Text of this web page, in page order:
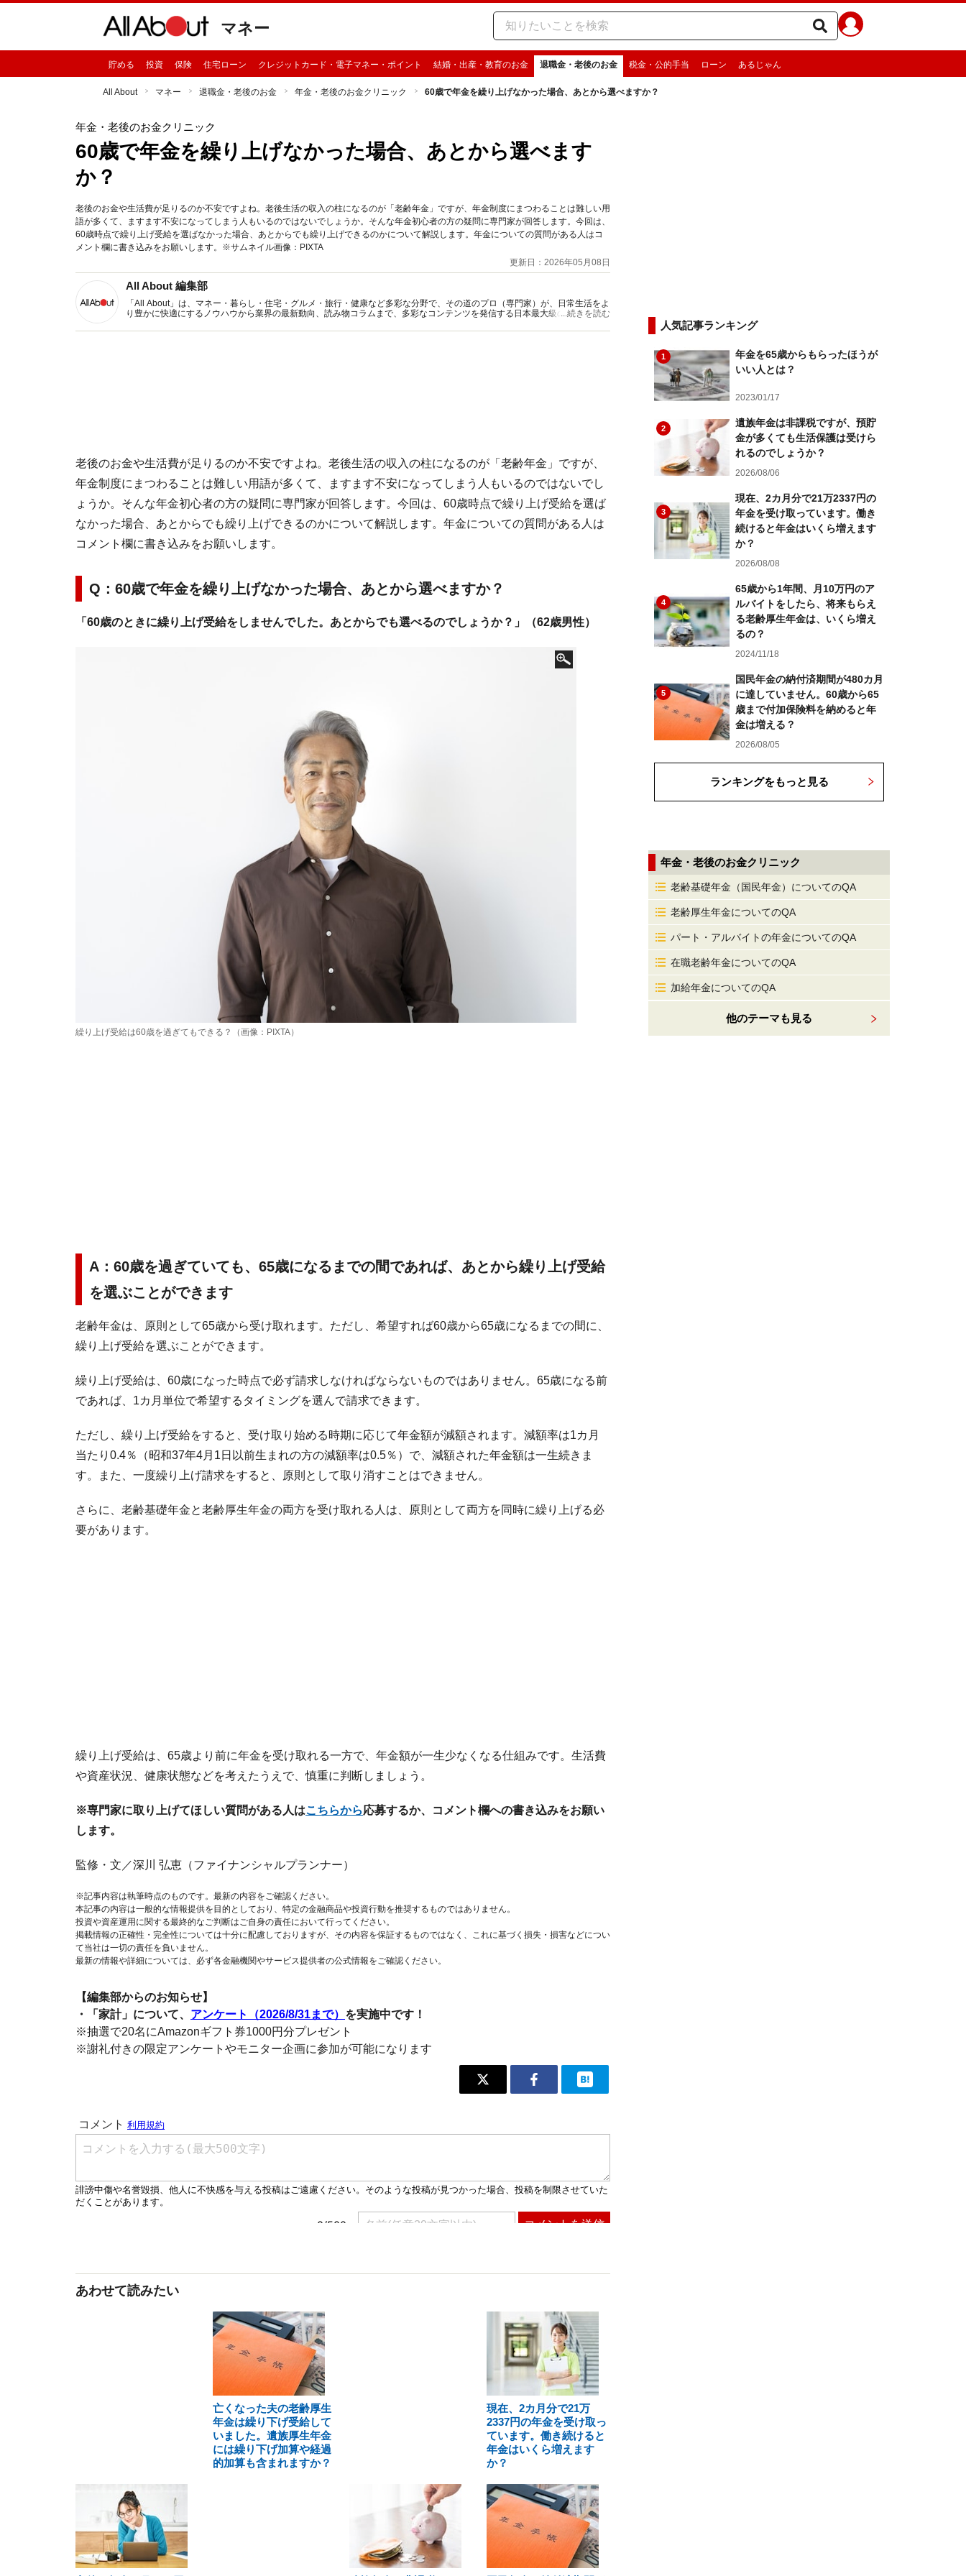
マネー
貯める 投資 保険 住宅ローン クレジットカード・電子マネー・ポイント 結婚・出産・教育のお金 退職金・老後のお金 税金・公的手当 ローン あるじゃん
All About マネー 退職金・老後のお金 年金・老後のお金クリニック 60歳で年金を繰り上げなかった場合、あとから選べますか？
年金・老後のお金クリニック
60歳で年金を繰り上げなかった場合、あとから選べます
か？
老後のお金や生活費が足りるのか不安ですよね。老後生活の収入の柱になるのが「老齢年金」ですが、年金制度にまつわることは難しい用
語が多くて、ますます不安になってしまう人もいるのではないでしょうか。そんな年金初心者の方の疑問に専門家が回答します。今回は、
60歳時点で繰り上げ受給を選ばなかった場合、あとからでも繰り上げできるのかについて解説します。年金についての質問がある人はコ
メント欄に書き込みをお願いします。※サムネイル画像：PIXTA
更新日：2026年05月08日
All About 編集部
「All About」は、マネー・暮らし・住宅・グルメ・旅行・健康など多彩な分野で、その道のプロ（専門家）が、日常生活をよ
り豊かに快適にするノウハウから業界の最新動向、読み物コラムまで、多彩なコンテンツを発信する日本最大級の総合情報サ
...続きを読む
老後のお金や生活費が足りるのか不安ですよね。老後生活の収入の柱になるのが「老齢年金」ですが、
年金制度にまつわることは難しい用語が多くて、ますます不安になってしまう人もいるのではないでし
ょうか。そんな年金初心者の方の疑問に専門家が回答します。今回は、60歳時点で繰り上げ受給を選ば
なかった場合、あとからでも繰り上げできるのかについて解説します。年金についての質問がある人は
コメント欄に書き込みをお願いします。
Q：60歳で年金を繰り上げなかった場合、あとから選べますか？
「60歳のときに繰り上げ受給をしませんでした。あとからでも選べるのでしょうか？」（62歳男性）
繰り上げ受給は60歳を過ぎてもできる？（画像：PIXTA）
A：60歳を過ぎていても、65歳になるまでの間であれば、あとから繰り上げ受給
を選ぶことができます
老齢年金は、原則として65歳から受け取れます。ただし、希望すれば60歳から65歳になるまでの間に、
繰り上げ受給を選ぶことができます。
繰り上げ受給は、60歳になった時点で必ず請求しなければならないものではありません。65歳になる前
であれば、1カ月単位で希望するタイミングを選んで請求できます。
ただし、繰り上げ受給をすると、受け取り始める時期に応じて年金額が減額されます。減額率は1カ月
当たり0.4％（昭和37年4月1日以前生まれの方の減額率は0.5％）で、減額された年金額は一生続きま
す。また、一度繰り上げ請求をすると、原則として取り消すことはできません。
さらに、老齢基礎年金と老齢厚生年金の両方を受け取れる人は、原則として両方を同時に繰り上げる必
要があります。
繰り上げ受給は、65歳より前に年金を受け取れる一方で、年金額が一生少なくなる仕組みです。生活費
や資産状況、健康状態などを考えたうえで、慎重に判断しましょう。
※専門家に取り上げてほしい質問がある人はこちらから応募するか、コメント欄への書き込みをお願い
します。
監修・文／深川 弘恵（ファイナンシャルプランナー）
※記事内容は執筆時点のものです。最新の内容をご確認ください。
本記事の内容は一般的な情報提供を目的としており、特定の金融商品や投資行動を推奨するものではありません。
投資や資産運用に関する最終的なご判断はご自身の責任において行ってください。
掲載情報の正確性・完全性については十分に配慮しておりますが、その内容を保証するものではなく、これに基づく損失・損害などについ
て当社は一切の責任を負いません。
最新の情報や詳細については、必ず各金融機関やサービス提供者の公式情報をご確認ください。
【編集部からのお知らせ】
・「家計」について、 アンケート（2026/8/31まで） を実施中です！
※抽選で20名にAmazonギフト券1000円分プレゼント
※謝礼付きの限定アンケートやモニター企画に参加が可能になります
あわせて読みたい
亡くなった夫の老齢厚生
年金は繰り下げ受給して
いました。遺族厚生年金
には繰り下げ加算や経過
的加算も含まれますか？
現在、2カ月分で21万
2337円の年金を受け取っ
ています。働き続けると
年金はいくら増えます
か？
人気記事ランキング
1
年金を65歳からもらったほうが
いい人とは？
2023/01/17
2
遺族年金は非課税ですが、預貯
金が多くても生活保護は受けら
れるのでしょうか？
2026/08/06
3
現在、2カ月分で21万2337円の
年金を受け取っています。働き
続けると年金はいくら増えます
か？
2026/08/08
4
65歳から1年間、月10万円のア
ルバイトをしたら、将来もらえ
る老齢厚生年金は、いくら増え
るの？
2024/11/18
5
国民年金の納付済期間が480カ月
に達していません。60歳から65
歳まで付加保険料を納めると年
金は増える？
2026/08/05
ランキングをもっと見る
年金・老後のお金クリニック
老齢基礎年金（国民年金）についてのQA
老齢厚生年金についてのQA
パート・アルバイトの年金についてのQA
在職老齢年金についてのQA
加給年金についてのQA
他のテーマも見る